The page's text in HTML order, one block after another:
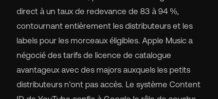
direct à un taux de redevance de 83 à 94 %,
contournant entièrement les distributeurs et les
labels pour les morceaux éligibles. Apple Music a
négocié des tarifs de licence de catalogue
avantageux avec des majors auxquels les petits
distributeurs n'ont pas accès. Le système Content